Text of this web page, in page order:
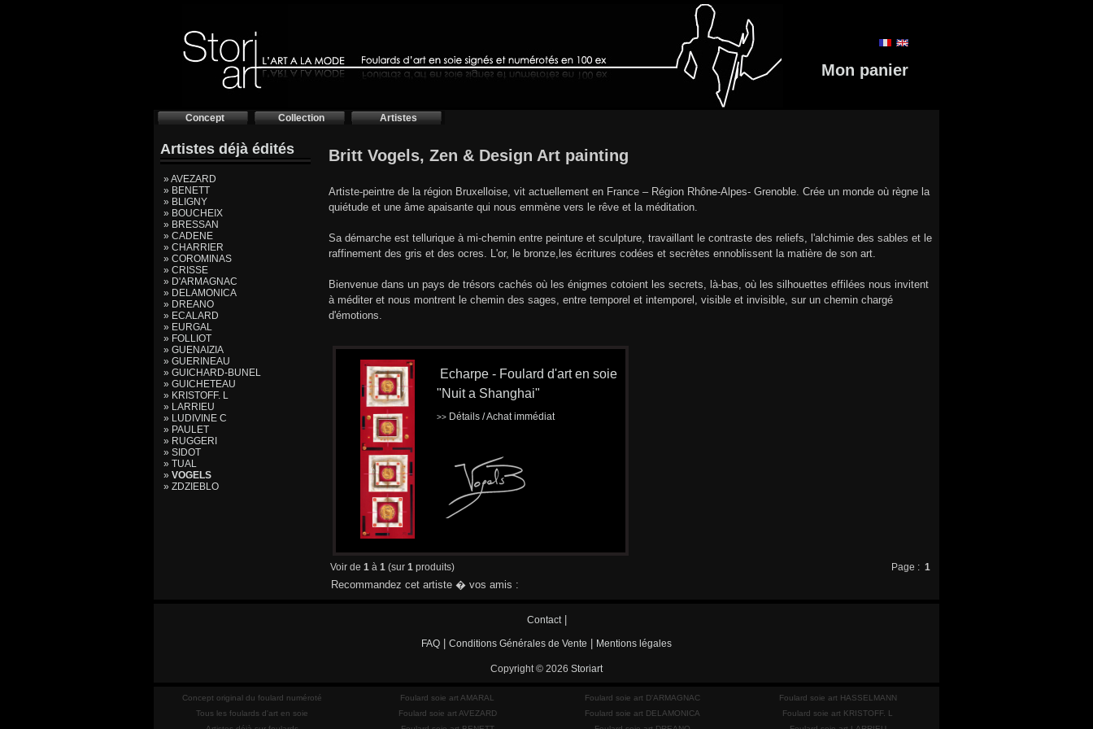
Mon panier
Concept Collection Artistes
Artistes déjà édités
» AVEZARD
» BENETT
» BLIGNY
» BOUCHEIX
» BRESSAN
» CADENE
» CHARRIER
» COROMINAS
» CRISSE
» D'ARMAGNAC
» DELAMONICA
» DREANO
» ECALARD
» EURGAL
» FOLLIOT
» GUENAIZIA
» GUERINEAU
» GUICHARD-BUNEL
» GUICHETEAU
» KRISTOFF. L
» LARRIEU
» LUDIVINE C
» PAULET
» RUGGERI
» SIDOT
» TUAL
» VOGELS
» ZDZIEBLO
Britt Vogels, Zen & Design Art painting
Artiste-peintre de la région Bruxelloise, vit actuellement en France – Région Rhône-Alpes- Grenoble. Crée un monde où règne la
quiétude et une âme apaisante qui nous emmène vers le rêve et la méditation.
Sa démarche est tellurique à mi-chemin entre peinture et sculpture, travaillant le contraste des reliefs, l'alchimie des sables et le
raffinement des gris et des ocres. L'or, le bronze,les écritures codées et secrètes ennoblissent la matière de son art.
Bienvenue dans un pays de trésors cachés où les énigmes cotoient les secrets, là-bas, où les silhouettes effilées nous invitent
à méditer et nous montrent le chemin des sages, entre temporel et intemporel, visible et invisible, sur un chemin chargé
d'émotions.
Echarpe - Foulard d'art en soie
"Nuit a Shanghai"
>> Détails / Achat immédiat
Voir de 1 à 1 (sur 1 produits) Page : 1
Recommandez cet artiste � vos amis :
Contact|
FAQ Conditions Générales de Vente Mentions légales
Copyright © 2026 Storiart
Concept original du foulard numéroté
Tous les foulards d'art en soie
Foulard soie art AMARAL
Foulard soie art AVEZARD
Foulard soie art D'ARMAGNAC
Foulard soie art DELAMONICA
Foulard soie art HASSELMANN
Foulard soie art KRISTOFF. L